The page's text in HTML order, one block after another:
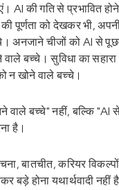
AI की गति से प्रभावित
पूर्णता को देखकर भी,
अनजाने चीजों को AI से
बच्चे। सुविधा का
न खोने वाले बच्चे।
वाले बच्चे" नहीं, बल्कि "AI
है।
बातचीत, करियर
बड़े होना यथार्थवादी